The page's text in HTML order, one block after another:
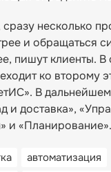
несколько
и обращаться
пишут клиенты. В
ко второму
В
и доставка»,
и «Планирование».
автоматизация